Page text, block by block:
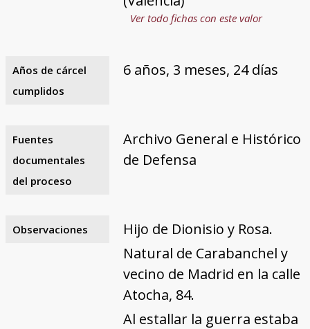
Ver todo fichas con este valor
Años de cárcel
cumplidos
6 años, 3 meses, 24 días
Fuentes
documentales
del proceso
Archivo General e Histórico
de Defensa
Observaciones
Hijo de Dionisio y Rosa.
Natural de Carabanchel y
vecino de Madrid en la calle
Atocha, 84.
Al estallar la guerra estaba